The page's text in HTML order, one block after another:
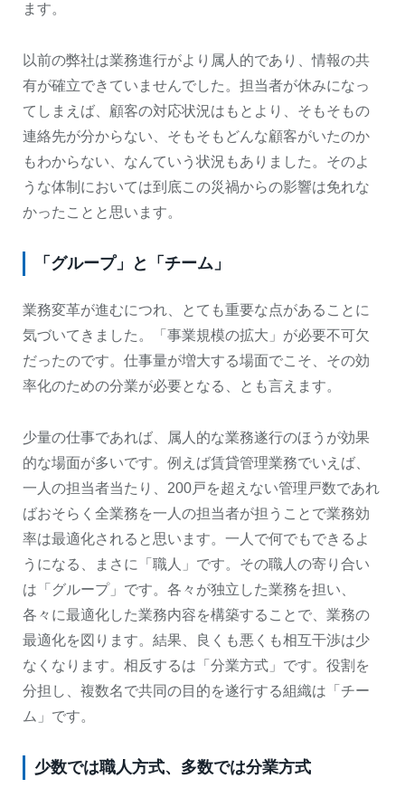
ます。
以前の弊社は業務進行がより属人的であり、情報の共
有が確立できていませんでした。担当者が休みになっ
てしまえば、顧客の対応状況はもとより、そもそもの
連絡先が分からない、そもそもどんな顧客がいたのか
もわからない、なんていう状況もありました。そのよ
うな体制においては到底この災禍からの影響は免れな
かったことと思います。
「グループ」と「チーム」
業務変革が進むにつれ、とても重要な点があることに
気づいてきました。「事業規模の拡大」が必要不可欠
だったのです。仕事量が増大する場面でこそ、その効
率化のための分業が必要となる、とも言えます。
少量の仕事であれば、属人的な業務遂行のほうが効果
的な場面が多いです。例えば賃貸管理業務でいえば、
一人の担当者当たり、200戸を超えない管理戸数であれ
ばおそらく全業務を一人の担当者が担うことで業務効
率は最適化されると思います。一人で何でもできるよ
うになる、まさに「職人」です。その職人の寄り合い
は「グループ」です。各々が独立した業務を担い、
各々に最適化した業務内容を構築することで、業務の
最適化を図ります。結果、良くも悪くも相互干渉は少
なくなります。相反するは「分業方式」です。役割を
分担し、複数名で共同の目的を遂行する組織は「チー
ム」です。
少数では職人方式、多数では分業方式